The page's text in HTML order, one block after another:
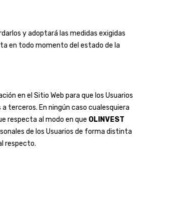
y adoptará las medidas exigidas
en todo momento del estado de la
en el Sitio Web para que los Usuarios
terceros. En ningún caso cualesquiera
respecta al modo en que OLINVEST
de los Usuarios de forma distinta
respecto.